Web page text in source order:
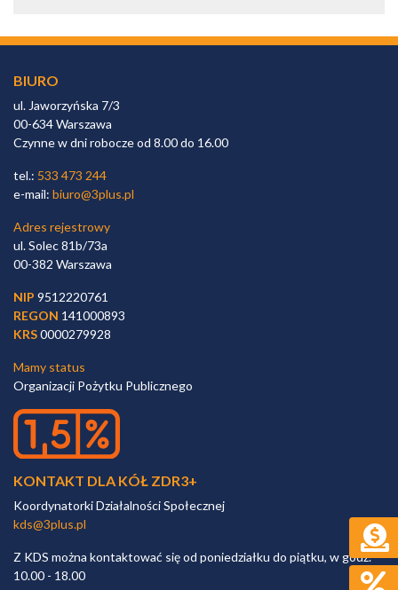
BIURO
ul. Jaworzyńska 7/3
00-634 Warszawa
Czynne w dni robocze od 8.00 do 16.00
tel.: 533 473 244
e-mail: biuro@3plus.pl
Adres rejestrowy
ul. Solec 81b/73a
00-382 Warszawa
NIP 9512220761
REGON 141000893
KRS0000279928
Mamy status
Organizacji Pożytku Publicznego
KONTAKT DLA KÓŁ ZDR3+
Koordynatorki Działalności Społecznej
kds@3plus.pl
Z KDS można kontaktować się od poniedziałku do piątku, w godz.
10.00 - 18.00